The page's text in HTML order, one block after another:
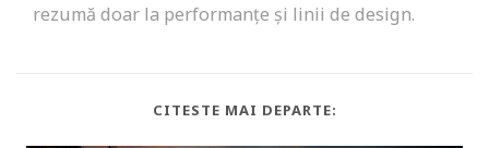
rezumă doar la performanțe și linii de design.
CITESTE MAI DEPARTE: